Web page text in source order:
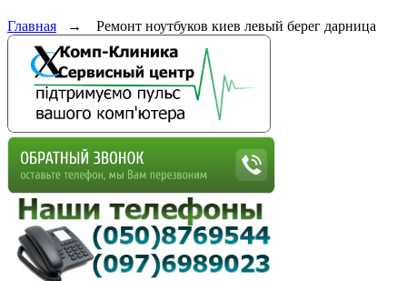
Главная → Ремонт ноутбуков киев левый берег дарница